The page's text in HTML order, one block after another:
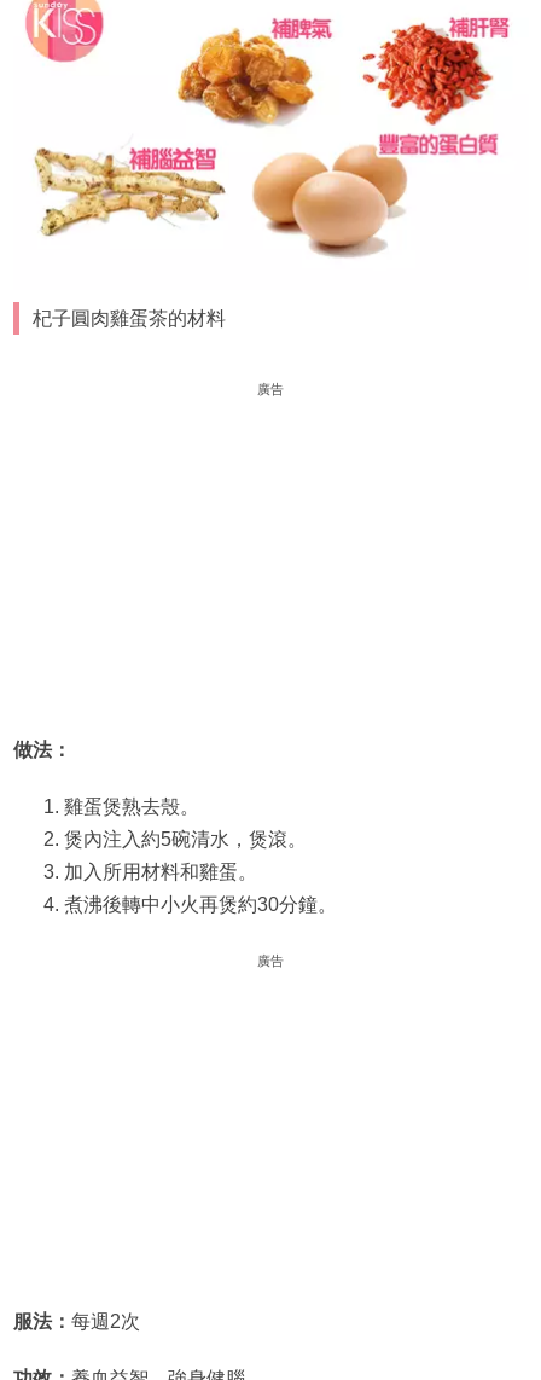
杞子圓肉雞蛋茶的材料
廣告
做法：
雞蛋煲熟去殼。
煲內注入約5碗清水，煲滾。
加入所用材料和雞蛋。
煮沸後轉中小火再煲約30分鐘。
廣告
服法： 每週2次